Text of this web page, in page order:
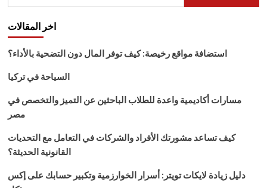
2021
أبطال
اخر المقالات
استضافة مواقع رخيصة: كيف توفر المال دون التضحية بالأداء؟
السياحة في تركيا
مسارات أكاديمية واعدة للطلاب الباحثين عن التميز والتخصص في
مصر
كيف تساعد مشورتك الأفراد والشركات في التعامل مع التحديات
القانونية الحديثة؟
دليل زيادة لايكات تويتر: أسرار الخوارزمية وتكبير حسابك على إكس